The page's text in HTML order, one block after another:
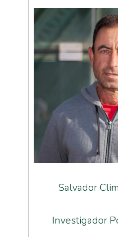
Salvador
Investigador